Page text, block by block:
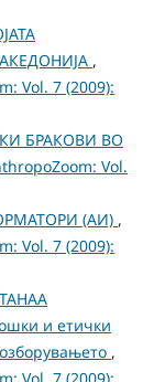
,
Vol. 7 (2009):
БРАКОВИ ВО
Vol.
(АИ) ,
Vol. 7 (2009):
и етички
,